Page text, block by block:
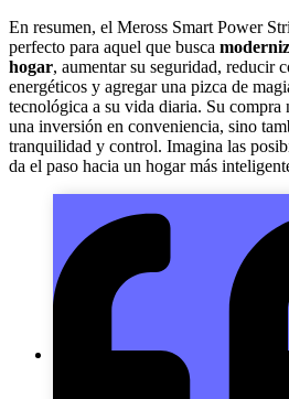
En resumen, el Meross Smart Power
perfecto para aquel que busca
hogar, aumentar su seguridad, reducir
energéticos y agregar una pizca de
tecnológica a su vida diaria. Su compra
una inversión en conveniencia, sino
tranquilidad y control. Imagina las
da el paso hacia un hogar más